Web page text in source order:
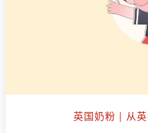
英国奶粉 | 从